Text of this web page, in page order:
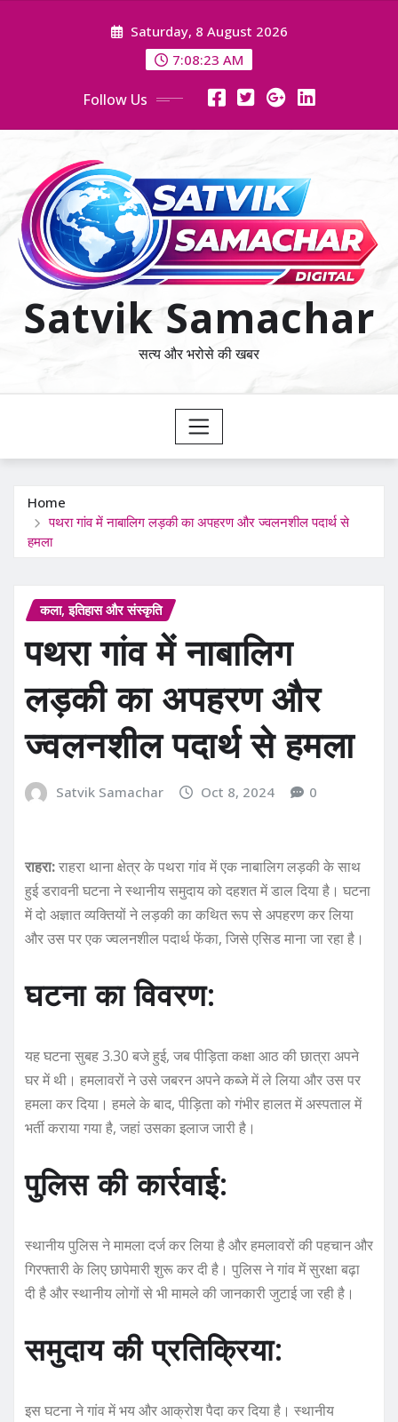
Saturday, 8 August 2026
7:08:24 AM
Follow Us
Satvik Samachar
सत्य और भरोसे की खबर
Home
पथरा गांव में नाबालिग लड़की का अपहरण और ज्वलनशील पदार्थ से
हमला
कला, इतिहास और संस्कृति
पथरा गांव में नाबालिग
लड़की का अपहरण और
ज्वलनशील पदार्थ से हमला
Satvik Samachar Oct 8, 2024 0
राहरा:राहरा थाना क्षेत्र के पथरा गांव में एक नाबालिग लड़की के साथ
हुई डरावनी घटना ने स्थानीय समुदाय को दहशत में डाल दिया है। घटना
में दो अज्ञात व्यक्तियों ने लड़की का कथित रूप से अपहरण कर लिया
और उस पर एक ज्वलनशील पदार्थ फेंका, जिसे एसिड माना जा रहा है।
घटना का विवरण:
यह घटना सुबह 3.30 बजे हुई, जब पीड़िता कक्षा आठ की छात्रा अपने
घर में थी। हमलावरों ने उसे जबरन अपने कब्जे में ले लिया और उस पर
हमला कर दिया। हमले के बाद, पीड़िता को गंभीर हालत में अस्पताल में
भर्ती कराया गया है, जहां उसका इलाज जारी है।
पुलिस की कार्रवाई:
स्थानीय पुलिस ने मामला दर्ज कर लिया है और हमलावरों की पहचान और
गिरफ्तारी के लिए छापेमारी शुरू कर दी है। पुलिस ने गांव में सुरक्षा बढ़ा
दी है और स्थानीय लोगों से भी मामले की जानकारी जुटाई जा रही है।
समुदाय की प्रतिक्रिया:
इस घटना ने गांव में भय और आक्रोश पैदा कर दिया है। स्थानीय